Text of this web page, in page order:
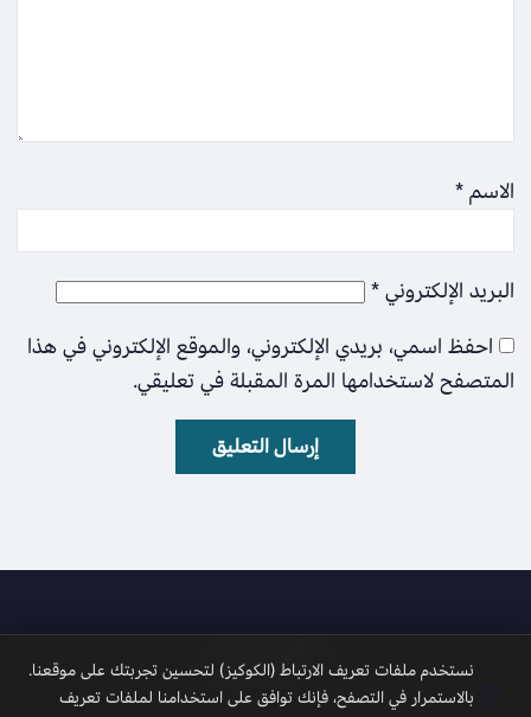
الاسم*
البريد الإلكتروني*
احفظ اسمي، بريدي الإلكتروني، والموقع الإلكتروني في هذا
المتصفح لاستخدامها المرة المقبلة في تعليقي.
الأمل نيوز
نستخدم ملفات تعريف الارتباط (الكوكيز) لتحسين تجربتك على موقعنا.
بالاستمرار في التصفح، فإنك توافق على استخدامنا لملفات تعريف